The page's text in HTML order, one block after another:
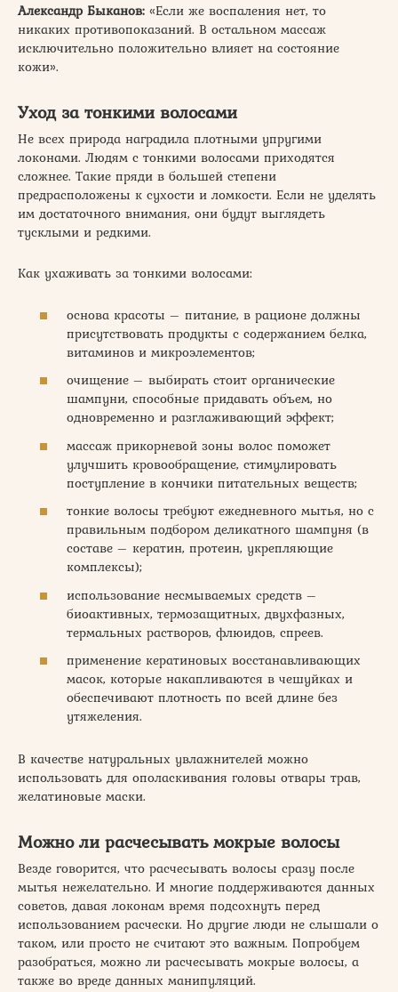
Александр Быканов: «Если же воспаления нет, то
никаких противопоказаний. В остальном массаж
исключительно положительно влияет на состояние
кожи».
Уход за тонкими волосами
Не всех природа наградила плотными упругими
локонами. Людям с тонкими волосами приходятся
сложнее. Такие пряди в большей степени
предрасположены к сухости и ломкости. Если не уделять
им достаточного внимания, они будут выглядеть
тусклыми и редкими.
Как ухаживать за тонкими волосами:
основа красоты – питание, в рационе должны
присутствовать продукты с содержанием белка,
витаминов и микроэлементов;
очищение – выбирать стоит органические
шампуни, способные придавать объем, но
одновременно и разглаживающий эффект;
массаж прикорневой зоны волос поможет
улучшить кровообращение, стимулировать
поступление в кончики питательных веществ;
тонкие волосы требуют ежедневного мытья, но с
правильным подбором деликатного шампуня (в
составе – кератин, протеин, укрепляющие
комплексы);
использование несмываемых средств –
биоактивных, термозащитных, двухфазных,
термальных растворов, флюидов, спреев.
применение кератиновых восстанавливающих
масок, которые накапливаются в чешуйках и
обеспечивают плотность по всей длине без
утяжеления.
В качестве натуральных увлажнителей можно
использовать для ополаскивания головы отвары трав,
желатиновые маски.
Можно ли расчесывать мокрые волосы
Везде говорится, что расчесывать волосы сразу после
мытья нежелательно. И многие поддерживаются данных
советов, давая локонам время подсохнуть перед
использованием расчески. Но другие люди не слышали о
таком, или просто не считают это важным. Попробуем
разобраться, можно ли расчесывать мокрые волосы, а
также во вреде данных манипуляций.